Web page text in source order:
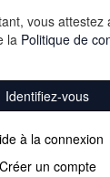
vous attestez
la Politique de
Identifiez-vous
à la connexion
Créer un compte